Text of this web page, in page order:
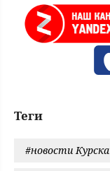
Теги
#новости Курска